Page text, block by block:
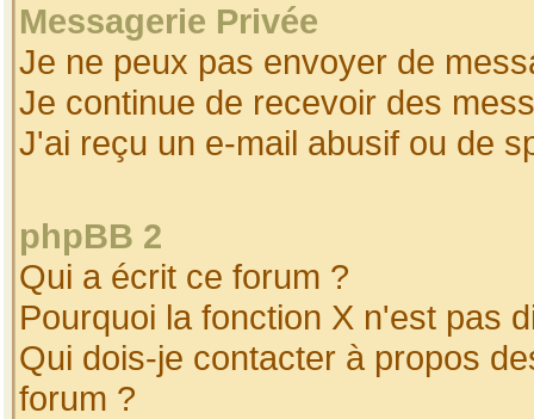
Messagerie Privée
Je ne peux pas envoyer de
Je continue de recevoir des
J'ai reçu un e-mail abusif ou de
phpBB 2
Qui a écrit ce forum ?
Pourquoi la fonction X n'est pas
Qui dois-je contacter à propos
forum ?